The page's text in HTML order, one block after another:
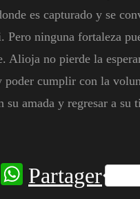
es capturado y se
Pero ninguna fortaleza
Alioja no pierde la
poder cumplir con la
su amada y regresar a su
Twitter
WhatsApp
Partager